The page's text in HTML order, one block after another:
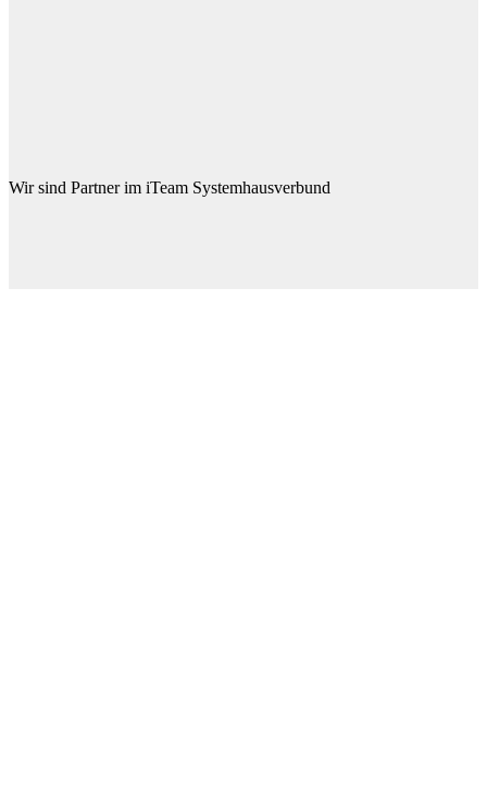
Wir sind Partner im iTeam Systemhausverbund